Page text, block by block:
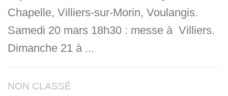
Chapelle, Villiers-sur-Morin, Voulangis.
Samedi 20 mars 18h30 : messe à Villiers.
Dimanche 21 à ...
NON CLASSÉ